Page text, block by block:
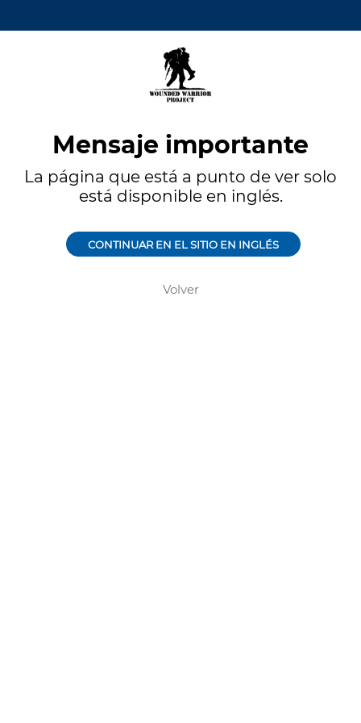
Mensaje importante
La página que está a punto de ver solo
está disponible en inglés.
CONTINUAR EN EL SITIO EN INGLÉS
Volver